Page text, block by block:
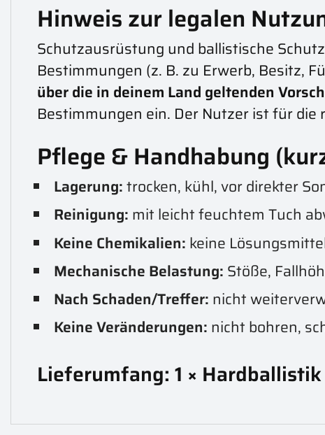
Hinweis zur legalen
Schutzausrüstung und ballistische
Bestimmungen (z. B. zu Erwerb, Besitz,
über die in deinem Land geltenden
Bestimmungen ein. Der Nutzer ist für
Pflege & Handhabung
Lagerung:trocken, kühl, vor direkter
Reinigung: mit leicht feuchtem Tuch
Keine Chemikalien: keine
Mechanische Belastung: Stöße,
Nach Schaden/Treffer: nicht
Keine Veränderungen: nicht bohren,
Lieferumfang: 1 ×